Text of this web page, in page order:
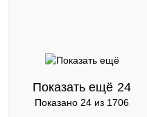
Показать ещё 24
Показано 24 из 1706